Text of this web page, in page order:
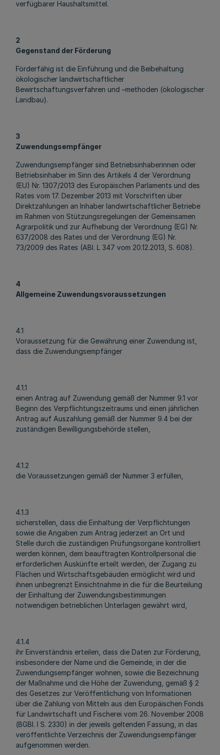
verfügbarer Haushaltsmittel.
2
Gegenstand der Förderung
Förderfähig ist die Einführung und die Beibehaltung
ökologischer landwirtschaftlicher
Bewirtschaftungsverfahren und –methoden (ökologischer
Landbau).
3
Zuwendungsempfänger
Zuwendungsempfänger sind Betriebsinhaberinnen oder
Betriebsinhaber im Sinn des Artikels 4 der Verordnung
(EU) Nr. 1307/2013 des Europäischen Parlaments und des
Rates vom 17. Dezember 2013 mit Vorschriften über
Direktzahlungen an Inhaber landwirtschaftlicher Betriebe
im Rahmen von Stützungsregelungen der Gemeinsamen
Agrarpolitik und zur Aufhebung der Verordnung (EG) Nr.
637/2008 des Rates und der Verordnung (EG) Nr.
73/2009 des Rates (ABl. L 347 vom 20.12.2013, S. 608).
4
Allgemeine Zuwendungsvoraussetzungen
4.1
Voraussetzung für die Gewährung einer Zuwendung ist,
dass die Zuwendungsempfänger
4.1.1
einen Antrag auf Zuwendung gemäß der Nummer 9.1 vor
Beginn des Verpflichtungszeitraums und einen jährlichen
Antrag auf Auszahlung gemäß der Nummer 9.4 bei der
zuständigen Bewilligungsbehörde stellen,
4.1.2
die Voraussetzungen gemäß der Nummer 3 erfüllen,
4.1.3
sicherstellen, dass die Einhaltung der Verpflichtungen
sowie die Angaben zum Antrag jederzeit an Ort und
Stelle durch die zuständigen Prüfungsorgane kontrolliert
werden können, dem beauftragten Kontrollpersonal die
erforderlichen Auskünfte erteilt werden, der Zugang zu
Flächen und Wirtschaftsgebäuden ermöglicht wird und
ihnen unbegrenzt Einsichtnahme in die für die Beurteilung
der Einhaltung der Zuwendungsbestimmungen
notwendigen betrieblichen Unterlagen gewährt wird,
4.1.4
ihr Einverständnis erteilen, dass die Daten zur Förderung,
insbesondere der Name und die Gemeinde, in der die
Zuwendungsempfänger wohnen, sowie die Bezeichnung
der Maßnahme und die Höhe der Zuwendung, gemäß § 2
des Gesetzes zur Veröffentlichung von Informationen
über die Zahlung von Mitteln aus den Europäischen Fonds
für Landwirtschaft und Fischerei vom 26. November 2008
(BGBl. I S. 2330) in der jeweils geltenden Fassung, in das
veröffentlichte Verzeichnis der Zuwendungsempfänger
aufgenommen werden.